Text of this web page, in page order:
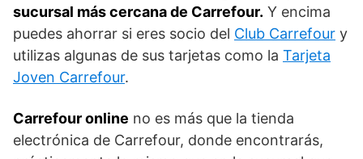
sucursal más cercana de Carrefour. Y encima
puedes ahorrar si eres socio del Club Carrefour y
utilizas algunas de sus tarjetas como la Tarjeta
Joven Carrefour.
Carrefour online no es más que la tienda
electrónica de Carrefour, donde encontrarás,